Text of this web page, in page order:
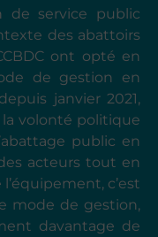
de service public
des abattoirs
ont opté en
de gestion en
janvier 2021,
volonté politique
public en
acteurs tout en
c’est
mode de gestion,
davantage de